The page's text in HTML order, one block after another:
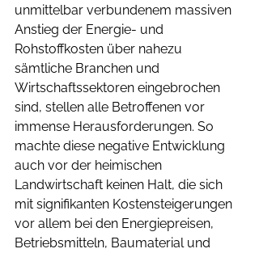
unmittelbar verbundenem massiven
Anstieg der Energie- und
Rohstoffkosten über nahezu
sämtliche Branchen und
Wirtschaftssektoren eingebrochen
sind, stellen alle Betroffenen vor
immense Herausforderungen. So
machte diese negative Entwicklung
auch vor der heimischen
Landwirtschaft keinen Halt, die sich
mit signifikanten Kostensteigerungen
vor allem bei den Energiepreisen,
Betriebsmitteln, Baumaterial und